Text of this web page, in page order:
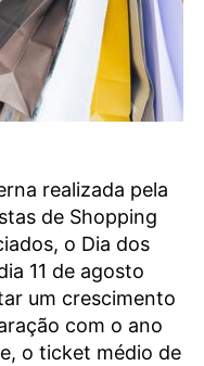
realizada pela
de Shopping
o Dia dos
11 de agosto
um crescimento
com o ano
o ticket médio de